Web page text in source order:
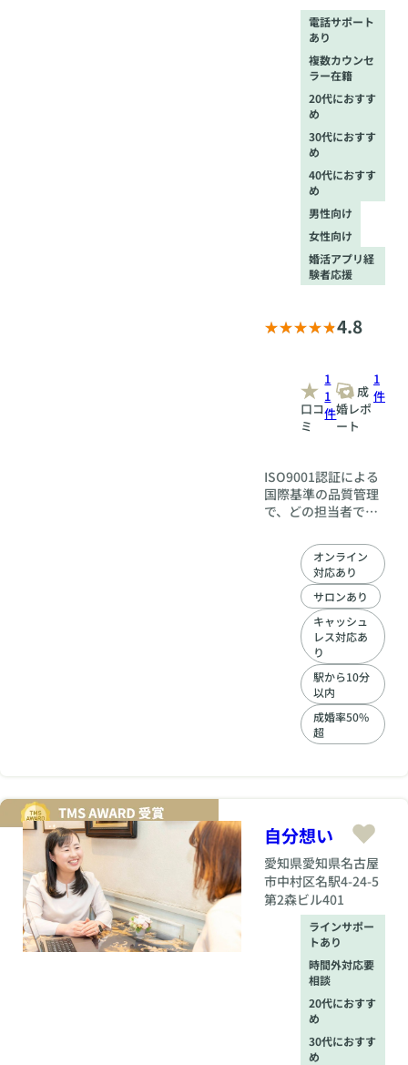
屋」駅5番出口よ
り徒歩1分、
JR「名古屋」駅
桜通口より徒歩2
電話サポート
あり
複数カウンセ
ラー在籍
20代におすす
め
30代におすす
め
40代におすす
め
男性向け
女性向け
婚活アプリ経
験者応援
4.8
口コ
ミ
1
1
件
成
婚レポ
ート
1
件
ISO9001認証による
国際基準の品質管理
で、どの担当者でも
サポート。結婚相談
所フィオーレ名古屋
店なら、初めての方
も安心して婚活に集
中できます。
オンライン
対応あり
サロンあり
キャッシュ
レス対応あ
り
駅から10分
以内
成婚率50%
超
自分想い
愛知県愛知県名古屋
市中村区名駅4-24-5
第2森ビル401
ラインサポー
トあり
時間外対応要
相談
20代におすす
め
30代におすす
め